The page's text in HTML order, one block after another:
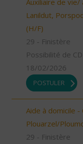
Auxiliaire de vie/
Lanildut,
(H/F)
29 - Finistère
Possibilité de
18/02/2026
POSTULER
Aide à domicile
Plouarzel/
29 - Finistère